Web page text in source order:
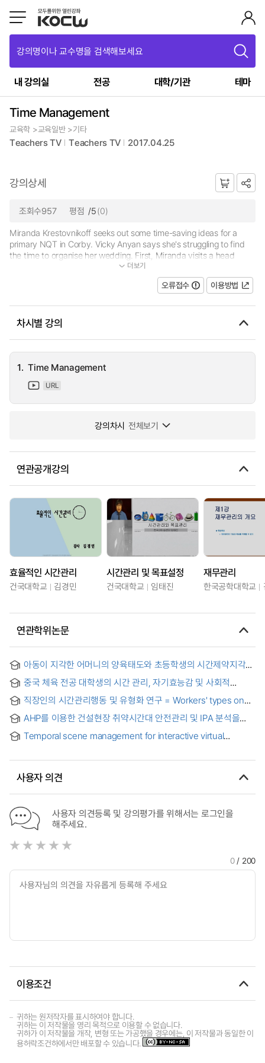
강의명이나 교수명을 검색해보세요
내 강의실 전공 대학/기관 테마
Time Management
교육학 >교육일반 >기타
Teachers TV Teachers TV 2017.04.25
강의상세
조회수957 평점 /5(0)
Miranda Krestovnikoff seeks out some time-saving ideas for a
primary NQT in Corby. Vicky Anyan says she's struggling to find
the time to organise her wedding. First, Miranda visits a head
teacher in Lancashire, who's renowned for shooing his staff off si...
더보기
오류접수 이용방법
차시별 강의
1. Time Management
URL
강의차시 전체보기
연관공개강의
효율적인 시간관리
건국대학교 김경민
시간관리 및 목표설정
건국대학교 임태진
재무관리
한국공학대학교
연관학위논문
아동이 지각한 어머니의 양육태도와 초등학생의 시간제약지각
및 시간관리능력의 관계 = Relationship of Child Rearing
Attitude Perceived by School Children to Their Time
Pressure Perception and Time Management Capability
중국 체육 전공 대학생의 시간 관리, 자기효능감 및 사회적
지지가 대학생활만족에 미치는 영향 = The Influence of Time
Management, Self-efficacy and Social Support of Chinese
Sports Majors on College Life Satisfaction
직장인의 시간관리행동 및 유형화 연구 = Workers' types on
time management behaviors
AHP를 이용한 건설현장 취약시간대 안전관리 및 IPA 분석을
Safety Management Measures of Vulnerable Workers
Vulnerable Time in Construction Sites using AHP
Temporal scene management for interactive virtual
시간 요소 관리
사용자 의견
사용자 의견등록 및 강의평가를 위해서는 로그인을
해주세요.
0/ 200
이용조건
귀하는 원저작자를 표시하여야 합니다.
귀하는 이 저작물을 영리 목적으로 이용할 수 없습니다.
귀하가 이 저작물을 개작, 변형 또는 가공했을 경우에는, 이 저작물과 동일한 이
용허락조건하에서만 배포할 수 있습니다.